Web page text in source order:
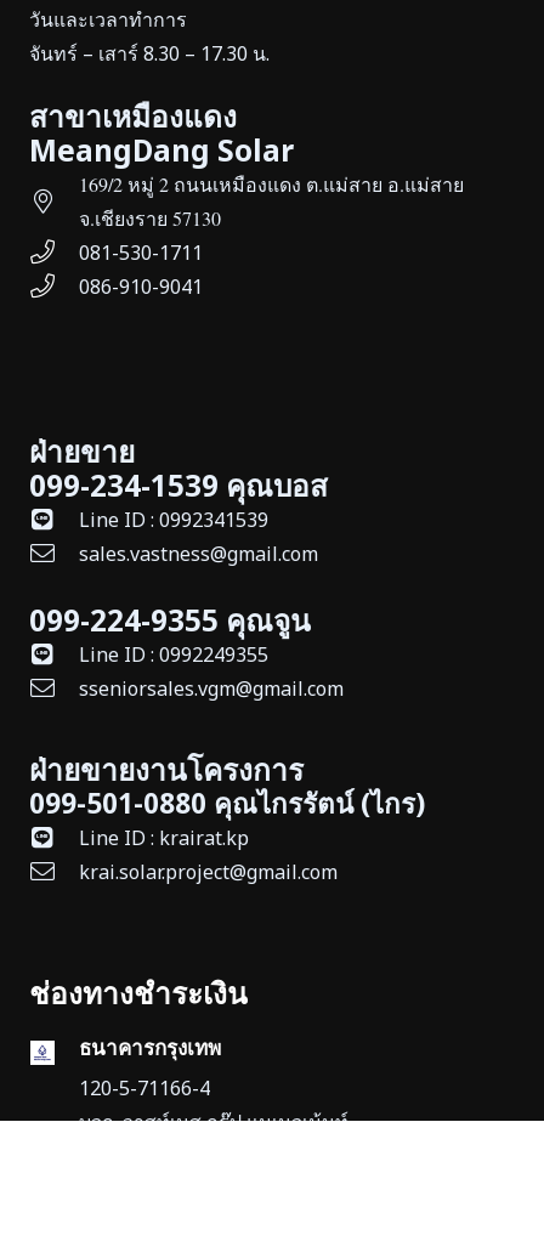
วันและเวลาทำการ
จันทร์ – เสาร์ 8.30 – 17.30 น.
สาขาเหมืองแดง
MeangDang Solar
169/2 หมู่ 2 ถนนเหมืองแดง ต.แม่สาย อ.แม่สาย
จ.เชียงราย 57130
081-530-1711
086-910-9041
ฝ่ายขาย
099-234-1539 คุณบอส
Line ID : 0992341539
sales.vastness@gmail.com
099-224-9355 คุณจูน
Line ID : 0992249355
sseniorsales.vgm@gmail.com
ฝ่ายขายงานโครงการ
099-501-0880 คุณไกรรัตน์ (ไกร)
Line ID : krairat.kp
krai.solar.project@gmail.com
ช่องทางชำระเงิน
ธนาคารกรุงเทพ
120-5-71166-4
บจก. วาสท์เนส กรุ๊ป แมเนจเม้นท์